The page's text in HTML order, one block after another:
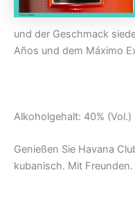
und der Geschmack
Años und dem Máximo
Alkoholgehalt: 40% (Vol.)
Genießen Sie Havana
kubanisch. Mit Freunden.